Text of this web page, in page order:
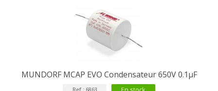
MUNDORF MCAP EVO Condensateur 650V 0.1µF
Ref : 6863